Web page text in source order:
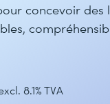
concevoir des
8.1% TVA